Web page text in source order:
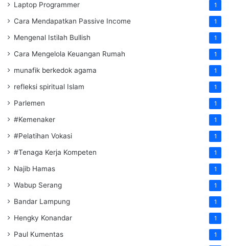
Laptop Programmer 1
Cara Mendapatkan Passive Income 1
Mengenal Istilah Bullish 1
Cara Mengelola Keuangan Rumah 1
munafik berkedok agama 1
refleksi spiritual Islam 1
Parlemen 1
#Kemenaker 1
#Pelatihan Vokasi 1
#Tenaga Kerja Kompeten 1
Najib Hamas 1
Wabup Serang 1
Bandar Lampung 1
Hengky Konandar 1
Paul Kumentas 1